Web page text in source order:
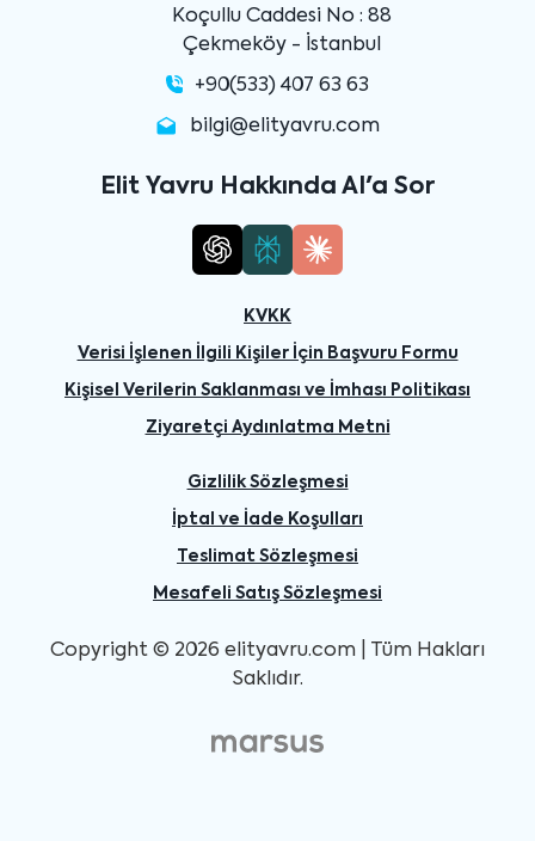
Koçullu Caddesi No : 88
Çekmeköy - İstanbul
+90(533) 407 63 63
bilgi@elityavru.com
Elit Yavru Hakkında AI'a Sor
KVKK
Verisi İşlenen İlgili Kişiler İçin Başvuru Formu
Kişisel Verilerin Saklanması ve İmhası Politikası
Ziyaretçi Aydınlatma Metni
Gizlilik Sözleşmesi
İptal ve İade Koşulları
Teslimat Sözleşmesi
Mesafeli Satış Sözleşmesi
Copyright © 2026 elityavru.com | Tüm Hakları
Saklıdır.